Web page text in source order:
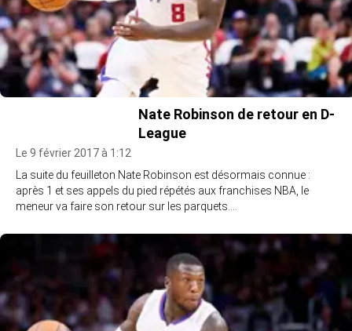
Nate Robinson de retour en D-
League
Le 9 février 2017 à 1:12
La suite du feuilleton Nate Robinson est désormais connue :
après 1 et ses appels du pied répétés aux franchises NBA, le
meneur va faire son retour sur les parquets.…